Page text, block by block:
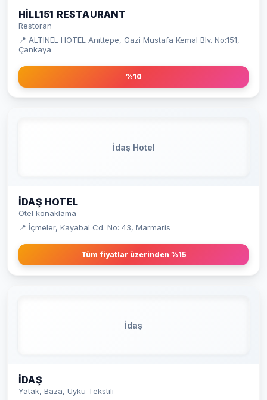
HILL151 RESTAURANT
Restoran
📍 ALTINEL HOTEL Anıttepe, Gazi Mustafa Kemal Blv. No:151,
Çankaya
%10
İdaş Hotel
İDAŞ HOTEL
Otel konaklama
📍 İçmeler, Kayabal Cd. No: 43, Marmaris
Tüm fiyatlar üzerinden %15
İdaş
İDAŞ
Yatak, Baza, Uyku Tekstili